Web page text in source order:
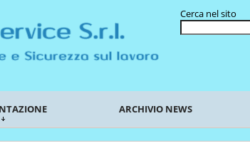
Cerca nel sito
ARCHIVIO NEWS